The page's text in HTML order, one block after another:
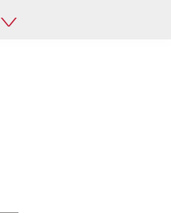
V